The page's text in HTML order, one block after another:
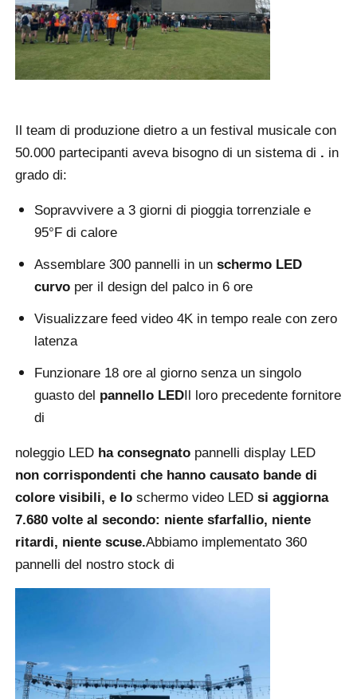
Chiedi un preventivo
Muro video a LED COB
Display LED trasparente
Schermo LED SMD
Displayboard LED esterno
Cartellone led da esterno
Il team di produzione dietro a un festival musicale con
50.000 partecipanti aveva bisogno di un sistema di . in
grado di:
Sopravvivere a 3 giorni di pioggia torrenziale e
95°F di calore
Assemblare 300 pannelli in unschermo LED
curvo per il design del palco in 6 ore
Visualizzare feed video 4K in tempo reale con zero
latenza
Funzionare 18 ore al giorno senza un singolo
guasto del pannello LEDIl loro precedente fornitore
di
noleggio LED ha consegnato pannelli display LED
non corrispondenti che hanno causato bande di
colore visibili, e loschermo video LED si aggiorna
7.680 volte al secondo: niente sfarfallio, niente
ritardi, niente scuse.Abbiamo implementato 360
pannelli del nostro stock di